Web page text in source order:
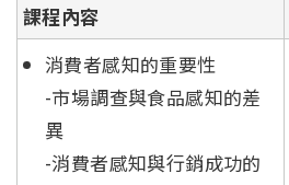
課程內容
消費者感知的重要性
-市場調查與食品感知的差
異
-消費者感知與行銷成功的